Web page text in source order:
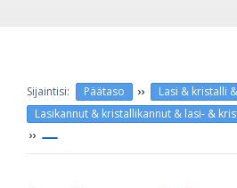
Päätaso ›› Lasi & kristalli
Lasikannut & kristallikannut & lasi- &
››